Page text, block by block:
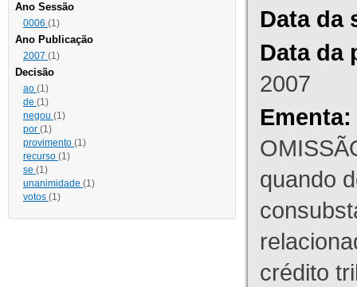
Ano Sessão
0006 (1)
Ano Publicação
2007 (1)
Decisão
ao (1)
de (1)
negou (1)
por (1)
provimento (1)
recurso (1)
se (1)
unanimidade (1)
votos (1)
Data da
Data da
2007
Ementa:
quando
crédito